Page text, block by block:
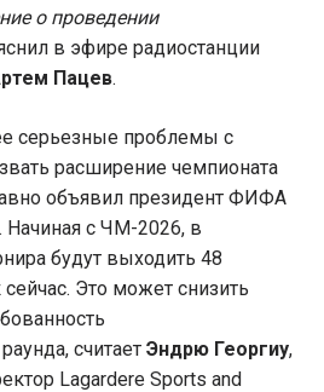
о проведении
в эфире радиостанции
Пацев.
серьезные проблемы с
расширение чемпионата
объявил президент ФИФА
. Начиная с ЧМ-2026, в
будут выходить 48
Это может снизить
считает Эндрю Георгиу,
Lagardere Sports and